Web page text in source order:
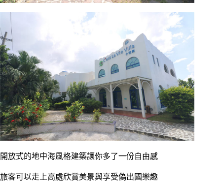
開放式的地中海風格建築讓你多了一份自由感
旅客可以走上高處欣賞美景與享受偽出國樂趣